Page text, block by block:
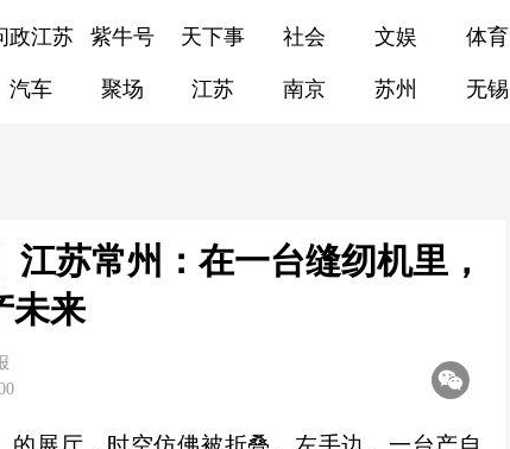
政江苏 紫牛号 天下事 社会 文娱 体育
汽车 聚场 江苏 南京 苏州 无锡
江苏常州：在一台缝纫机里，
未来